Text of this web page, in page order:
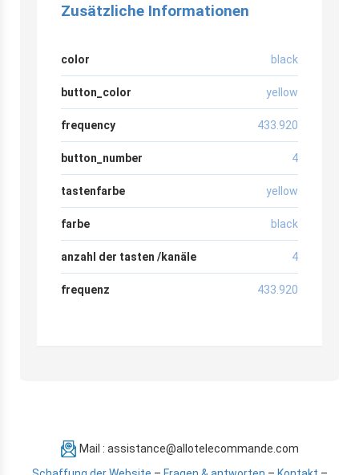
Zusätzliche Informationen
color black
button_color yellow
frequency 433.920
button_number 4
tastenfarbe yellow
farbe black
anzahl der tasten /kanäle 4
frequenz 433.920
Mail : assistance@allotelecommande.com